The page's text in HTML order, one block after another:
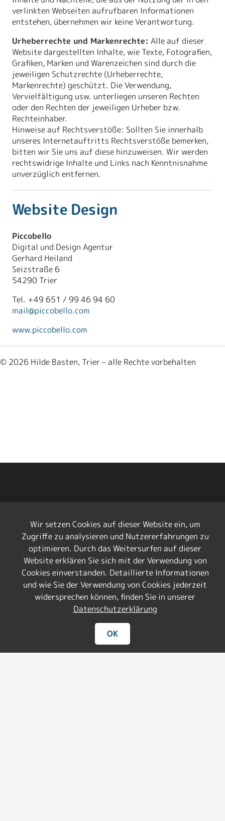
verlinkten Webseiten aufrufbaren Informationen
entstehen, übernehmen wir keine Verantwortung.
Urheberrechte und Markenrechte: Alle auf dieser
Website dargestellten Inhalte, wie Texte, Fotografien,
Grafiken, Marken und Warenzeichen sind durch die
jeweiligen Schutzrechte (Urheberrechte,
Markenrechte) geschützt. Die Verwendung,
Vervielfältigung usw. unterliegen unseren Rechten
oder den Rechten der jeweiligen Urheber bzw.
Rechteinhaber.
Hinweise auf Rechtsverstöße: Sollten Sie innerhalb
unseres Internetauftritts Rechtsverstöße bemerken,
bitten wir Sie uns auf diese hinzuweisen. Wir werden
rechtswidrige Inhalte und Links nach Kenntnisnahme
unverzüglich entfernen.
Website Design
Piccobello
Digital und Design Agentur
Gerhard Heiland
Seizstraße 6
54290 Trier
Tel. +49 651 / 99 46 94 60
mail@piccobello.com
www.piccobello.com
© 2026 Hilde Basten, Trier – alle Rechte vorbehalten
Die Zeeperle
Zu vermieten: ein gemütliches privates Ferienhaus
auf dem 5-Sterne Camping & Beachresort
Julianahoeve in Renesse, Zeeland / Niederlande, direkt
am Meer, für bis zu 4 Personen.
Wir setzen Cookies auf dieser Website ein, um
Zugriffe zu analysieren und Nutzererfahrungen zu
optimieren. Durch das Weitersurfen auf dieser
Website erklären Sie sich mit der Verwendung von
Cookies einverstanden. Detaillierte Informationen
und wie Sie der Verwendung von Cookies jederzeit
widersprechen können, finden Sie in unserer
Datenschutzerklärung
OK